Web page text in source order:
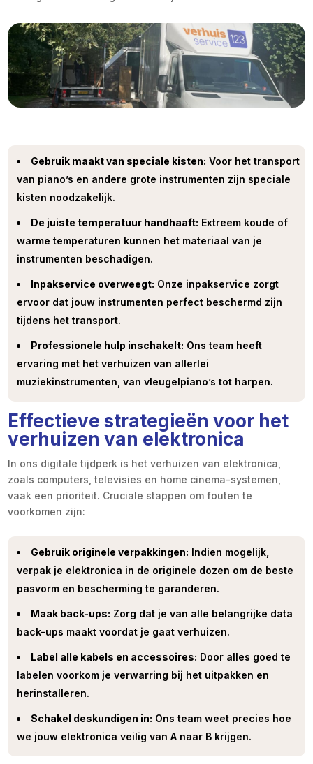
Gebruik maakt van speciale kisten: Voor het transport
van piano’s en andere grote instrumenten zijn speciale
kisten noodzakelijk.
De juiste temperatuur handhaaft: Extreem koude of
warme temperaturen kunnen het materiaal van je
instrumenten beschadigen.
Inpakservice overweegt: Onze inpakservice zorgt
ervoor dat jouw instrumenten perfect beschermd zijn
tijdens het transport.
Professionele hulp inschakelt: Ons team heeft
ervaring met het verhuizen van allerlei
muziekinstrumenten, van vleugelpiano’s tot harpen.
Effectieve strategieën voor het
verhuizen van elektronica
In ons digitale tijdperk is het verhuizen van elektronica,
zoals computers, televisies en home cinema-systemen,
vaak een prioriteit. Cruciale stappen om fouten te
voorkomen zijn:
Gebruik originele verpakkingen: Indien mogelijk,
verpak je elektronica in de originele dozen om de beste
pasvorm en bescherming te garanderen.
Maak back-ups: Zorg dat je van alle belangrijke data
back-ups maakt voordat je gaat verhuizen.
Label alle kabels en accessoires: Door alles goed te
labelen voorkom je verwarring bij het uitpakken en
herinstalleren.
Schakel deskundigen in: Ons team weet precies hoe
we jouw elektronica veilig van A naar B krijgen.